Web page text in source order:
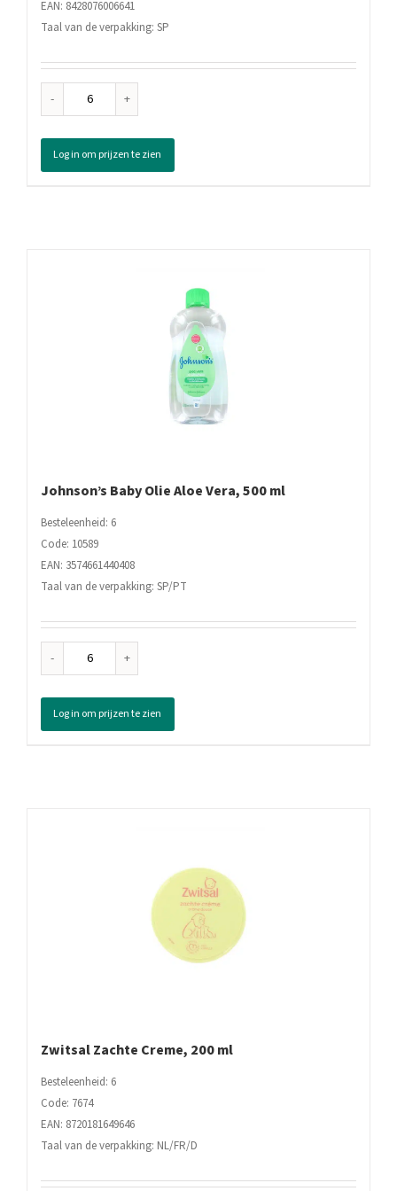
EAN: 8428076006641
Taal van de verpakking: SP
Nenuco
Zeep
Original,
650
Log in om prijzen te zien
Johnson’s Baby Olie Aloe Vera, 500 ml
Besteleenheid: 6
Code: 10589
EAN: 3574661440408
Taal van de verpakking: SP/PT
Johnson's
Olie
Aloe
Vera,
Log in om prijzen te zien
Zwitsal Zachte Creme, 200 ml
Besteleenheid: 6
Code: 7674
EAN: 8720181649646
Taal van de verpakking: NL/FR/D